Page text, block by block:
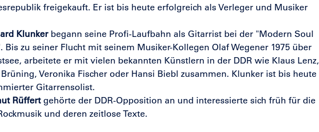
freigekauft. Er ist bis heute erfolgreich als Verleger und Musiker
Klunker begann seine Profi-Laufbahn als Gitarrist bei der "Modern Soul
Bis zu seiner Flucht mit seinem Musiker-Kollegen Olaf Wegener 1975 über
arbeitete er mit vielen bekannten Künstlern in der DDR wie Klaus Lenz,
Veronika Fischer oder Hansi Biebl zusammen. Klunker ist bis heute
Gitarrensolist.
Rüffertgehörte der DDR-Opposition an und interessierte sich früh für die
und deren zeitlose Texte.